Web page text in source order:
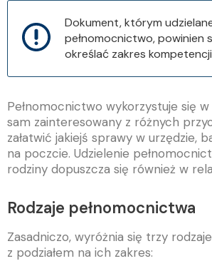
Dokument, którym
pełnomocnictwo, powinien
określać zakres
Pełnomocnictwo wykorzystuje się
sam zainteresowany z różnych
załatwić jakiejś sprawy w urzędzie,
na poczcie. Udzielenie
rodziny dopuszcza się również w
Rodzaje pełnomocnictwa
Zasadniczo, wyróżnia się trzy
z podziałem na ich zakres: